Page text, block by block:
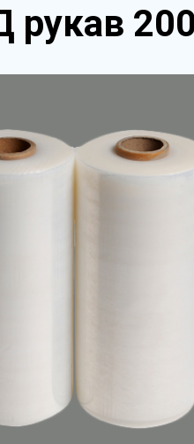
рукав